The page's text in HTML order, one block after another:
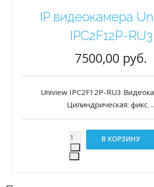
IP видеокамера
IPC2F12P-RU3
7500,00 руб.
Uniview IPC2F12P-RU3
Цилиндрическая: фикс.